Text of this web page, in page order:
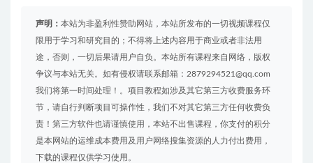
声明： 本站为非盈利性赞助网站，本站所发布的一切视频课程仅
限用于学习和研究目的；不得将上述内容用于商业或者非法用
途，否则，一切后果请用户自负。本站所有课程来自网络，版权
争议与本站无关。如有侵权请联系邮箱：2879294521@qq.com
我们将第一时间处理！。项目教程如涉及其它第三方收费服务环
节，请自行判断项目可操作性，我们不对其它第三方任何收费负
责！第三方软件也请谨慎使用，本站不出售课程，你支付的积分
是本网站的运维成本费用及用户网络搜集资源的人力付出费用，
下载的课程仅供学习使用。